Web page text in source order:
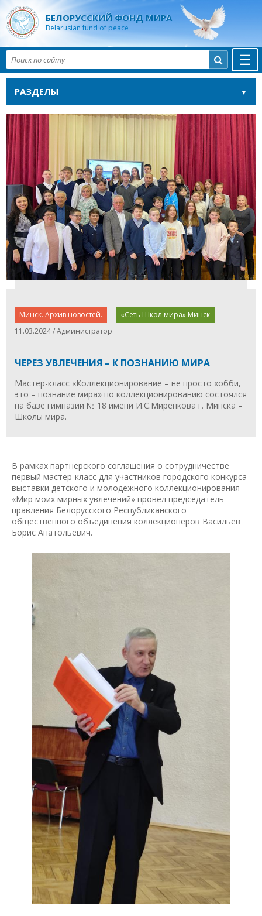
БЕЛОРУССКИЙ ФОНД МИРА
Belarusian fund of peace
☰

РАЗДЕЛЫ
Минск. Архив новостей.
«Сеть Школ мира» Минск
11.03.2024 / Администратор
ЧЕРЕЗ УВЛЕЧЕНИЯ – К ПОЗНАНИЮ МИРА
Мастер-класс «Коллекционирование – не просто хобби,
это – познание мира» по коллекционированию состоялся
на базе гимназии № 18 имени И.С.Миренкова г. Минска –
Школы мира.
В рамках партнерского соглашения о сотрудничестве
первый мастер-класс для участников городского конкурса-
выставки детского и молодежного коллекционирования
«Мир моих мирных увлечений» провел председатель
правления Белорусского Республиканского
общественного объединения коллекционеров Васильев
Борис Анатольевич.